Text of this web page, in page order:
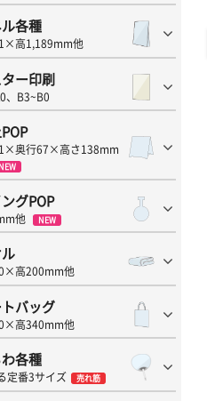
各種
高1,189mm他
ー印刷
、B3~B0
奥行67×高さ138mm
NEW
グPOP
他 NEW
高200mm他
トバッグ
高340mm他
各種
定番3サイズ 売れ筋